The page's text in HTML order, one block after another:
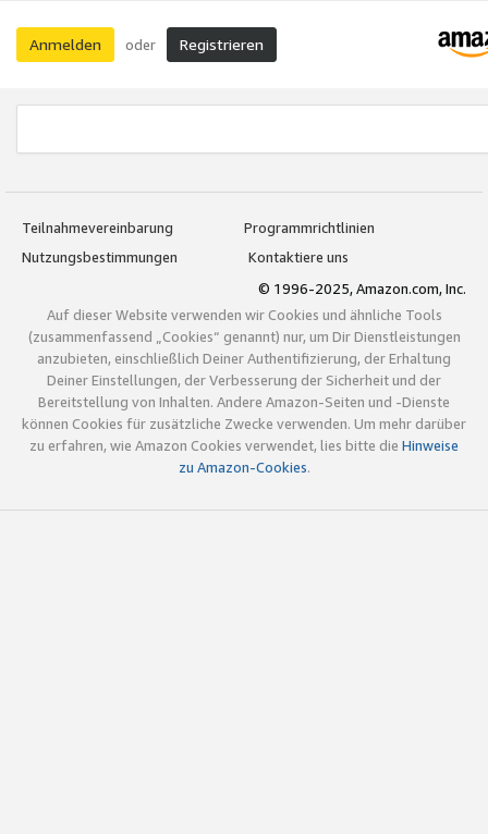
Anmelden oder Registrieren
Teilnahmevereinbarung
Programmrichtlinien
Nutzungsbestimmungen
Kontaktiere uns
© 1996-2025, Amazon.com, Inc.
Auf dieser Website verwenden wir Cookies und ähnliche Tools
(zusammenfassend „Cookies“ genannt) nur, um Dir Dienstleistungen
anzubieten, einschließlich Deiner Authentifizierung, der Erhaltung
Deiner Einstellungen, der Verbesserung der Sicherheit und der
Bereitstellung von Inhalten. Andere Amazon-Seiten und -Dienste
können Cookies für zusätzliche Zwecke verwenden. Um mehr darüber
zu erfahren, wie Amazon Cookies verwendet, lies bitte die Hinweise
zu Amazon-Cookies.